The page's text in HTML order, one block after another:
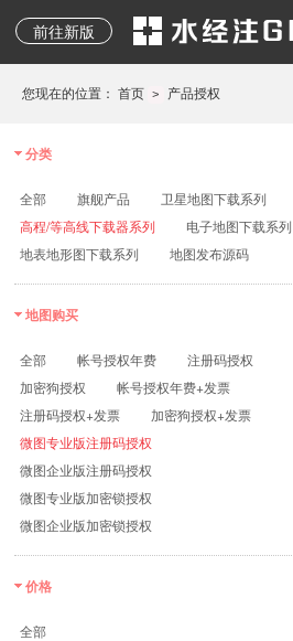
前往新版
地质图、专题图等其它
专业地图
地图下载
离线地图
水经注二维API
您现在的位置： 首页 > 产品授权
分类
全部 旗舰产品
卫星地图下载系列
高程/等高线下载器系列
电子地图下载系列
地表地形图下载系列
地图发布源码
地图购买
全部 帐号授权年费
注册码授权
加密狗授权
帐号授权年费+发票
注册码授权+发票
加密狗授权+发票
微图专业版注册码授权
微图企业版注册码授权
微图专业版加密锁授权
微图企业版加密锁授权
价格
全部